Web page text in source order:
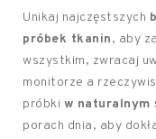
Unikaj najczęstszych
próbek tkanin, aby
wszystkim, zwracaj
monitorze a
próbki w naturalnym
porach dnia, aby